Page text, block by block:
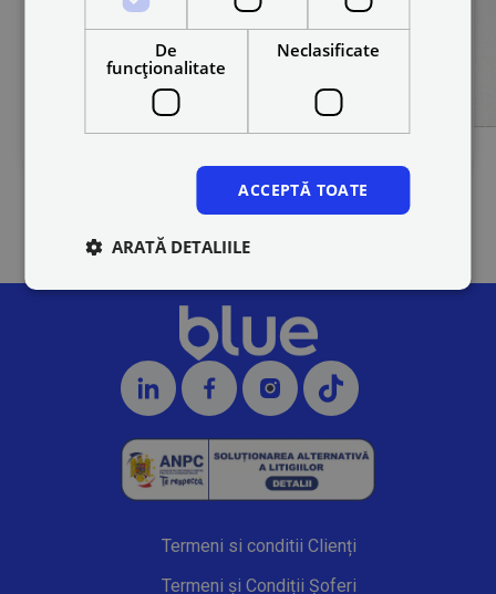
Termeni si conditii Clienți
Termeni și Condiții Șoferi
De
funcţionalitate
Neclasificate
ACCEPTĂ TOATE
ARATĂ DETALIILE